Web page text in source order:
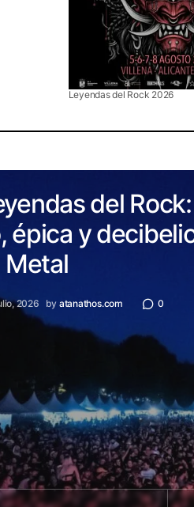
Leyendas del Rock 2026
del Rock:
épica y
Metal
2026 by atanathos.com 0